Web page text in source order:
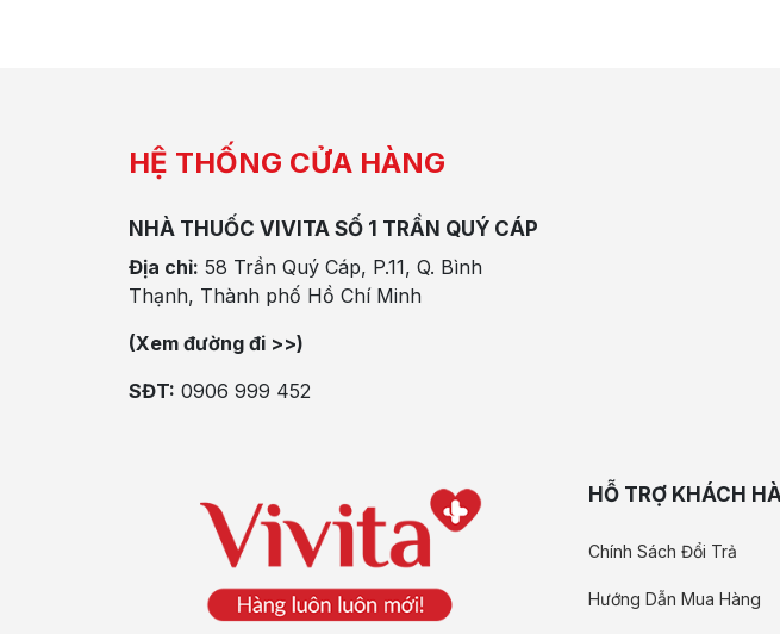
HỆ THỐNG CỬA HÀNG
NHÀ THUỐC VIVITA SỐ 1 TRẦN QUÝ CÁP
Địa chỉ: 58 Trần Quý Cáp, P.11, Q. Bình
Thạnh, Thành phố Hồ Chí Minh
(Xem đường đi >>)
SĐT: 0906 999 452
HỖ TRỢ KHÁCH
Chính Sách Đổi Trả
Hướng Dẫn Mua Hàng